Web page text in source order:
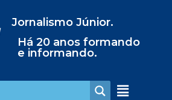
Jornalismo Júnior.
Há 20 anos formando
e informando.